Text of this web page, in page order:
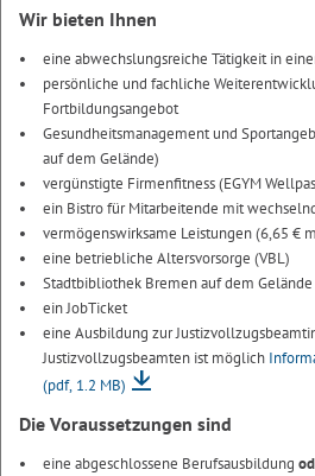
Wir bieten Ihnen
eine abwechslungsreiche Tätigkeit in
persönliche und fachliche
Fortbildungsangebot
Gesundheitsmanagement und
auf dem Gelände)
vergünstigte Firmenfitness (EGYM
ein Bistro für Mitarbeitende mit
vermögenswirksame Leistungen (6,65 €
eine betriebliche Altersvorsorge (VBL)
Stadtbibliothek Bremen auf dem Gelände
ein JobTicket
eine Ausbildung zur
Justizvollzugsbeamten ist möglich
(pdf, 1.2 MB)
Die Voraussetzungen sind
eine abgeschlossene Berufsausbildung